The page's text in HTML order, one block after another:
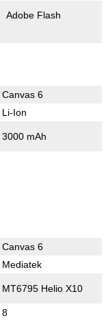
Adobe Flash
Canvas 6
Li-Ion
3000 mAh
Canvas 6
Mediatek
MT6795 Helio X10
8